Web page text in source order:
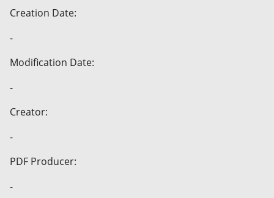
Creation Date:
-
Modification Date:
-
Creator:
-
PDF Producer:
-